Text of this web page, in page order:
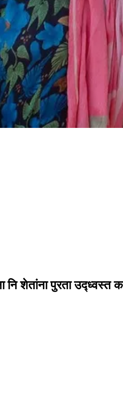
नि शेतांना पुरता